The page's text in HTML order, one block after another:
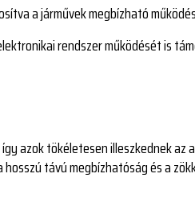
a járművek megbízható
rendszer működését is
azok tökéletesen illeszkednek
távú megbízhatóság és a